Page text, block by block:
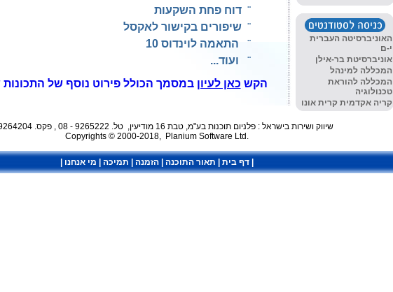
¨ דוח פחת השקעות
¨ שיפורים בקישור לאקסל
¨
התאמה לוינדוס10
¨
ועוד...
הקש כאן לעיון במסמך הכולל פירוט נוסף של
האוניברסיטה העברית
י-ם
אוניברסיטת בר-אילן
המכללה למינהל
המכללה להוראת
טכנולוגיה
קריה אקדמית קרית אונו
שיווק ושירות בישראל : פלניום תוכנות בע"מ, טבת 16 מודיעין, טל. 9265222 - 08 , פקס. 9264204 - 08
Copyrights © 2000-2018, Planium Software Ltd.
דף בית תאור התוכנה הזמנה תמיכה מי אנחנו